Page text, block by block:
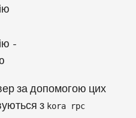
-
за допомогою цих
з kora rpc